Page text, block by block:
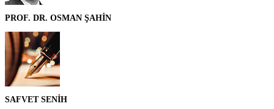
PROF. DR. OSMAN ŞAHİN
SAFVET SENİH